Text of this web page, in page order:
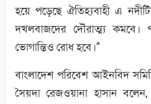
হয়ে পড়েছে ঐতিহ্যবাহী এ
দখলবাজদের দৌরাত্ম্য কমবে।
ভোগান্তিও রোধ হবে।”
বাংলাদেশ পরিবেশ আইনবিদ
সৈয়দা রেজওয়ানা হাসান